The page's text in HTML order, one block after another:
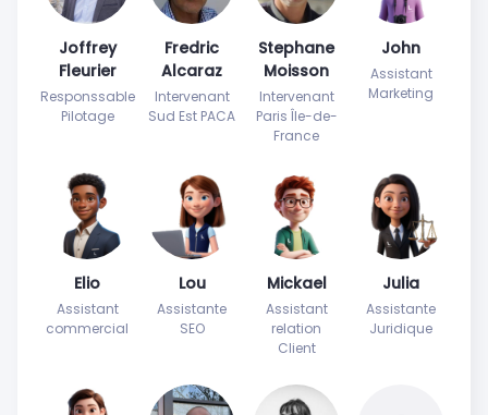
Joffrey
Fleurier
Responssable
Pilotage
Fredric
Alcaraz
Intervenant
Sud Est PACA
Stephane
Moisson
Intervenant
Paris Île-de-
France
John
Assistant
Marketing
Elio
Assistant
commercial
Lou
Assistante
SEO
Mickael
Assistant
relation
Client
Julia
Assistante
Juridique